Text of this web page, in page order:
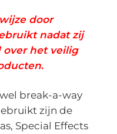
door
nadat zij
het veilig
.
break-a-way
zijn de
Special Effects